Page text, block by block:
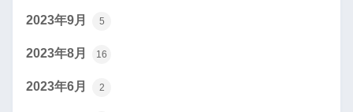
2023年9月 5
2023年8月 16
2023年6月 2